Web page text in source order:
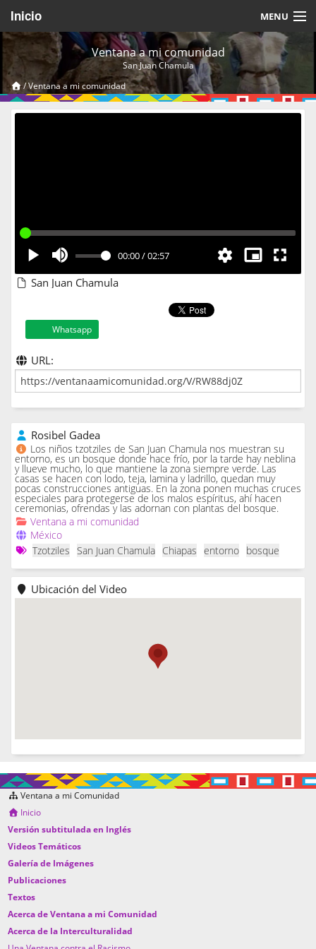
Inicio MENU
Acerca de
Videos Temáticos
Cerrar Sesión
Ventana a mi comunidad
San Juan Chamula
/Ventana a mi comunidad
00:00/02:57
San Juan Chamula
Whatsapp
URL:
Rosibel Gadea
Los niños tzotziles de San Juan Chamula nos muestran su
entorno, es un bosque donde hace frío, por la tarde hay neblina
y llueve mucho, lo que mantiene la zona siempre verde. Las
casas se hacen con lodo, teja, lamina y ladrillo, quedan muy
pocas construcciones antiguas. En la zona ponen muchas cruces
especiales para protegerse de los malos espíritus, ahí hacen
ceremonias, ofrendas y las adornan con plantas del bosque.
Ventana a mi comunidad
México
Tzotziles
San Juan Chamula Chiapas entorno bosque
Ubicación del Video
Ventana a mi Comunidad
Inicio
Versión subtitulada en Inglés
Videos Temáticos
Galería de Imágenes
Publicaciones
Textos
Acerca de Ventana a mi Comunidad
Acerca de la Interculturalidad